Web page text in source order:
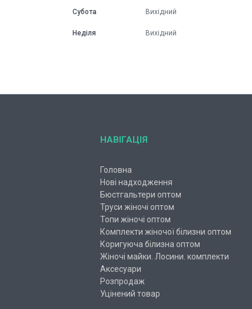
Субота Вихідний
Неділя Вихідний
НАВІГАЦІЯ
Головна
Нові надходження
Бюстгальтери оптом
Труси жіночі оптом
Топи жіночі оптом
Комплекти жіночої білизни оптом
Коригуюча білизна оптом
Жіночі майки. Лосини. комплекти
Аксесуари
Розпродаж
Уцінений товар